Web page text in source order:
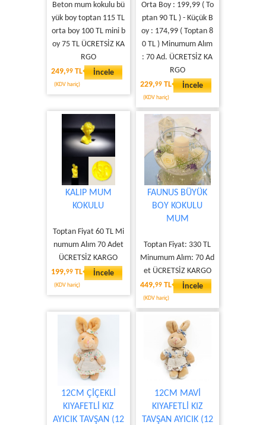
Beton mum kokulu bü
yük boy toptan 115 TL
orta boy 100 TL mini b
oy 75 TL ÜCRETSİZ KA
RGO
249,99 TL
(KDV hariç)
İncele
Orta Boy : 199,99 ( To
ptan 90 TL ) - Küçük B
oy : 174,99 ( Toptan 8
0 TL ) Minumum Alım
: 70 Ad. ÜCRETSİZ KA
RGO
229,99 TL
(KDV hariç)
İncele
KALIP MUM
KOKULU
Toptan Fiyat 60 TL Mi
numum Alım 70 Adet
ÜCRETSİZ KARGO
199,99 TL
(KDV hariç)
İncele
FAUNUS BÜYÜK
BOY KOKULU
MUM
Toptan Fiyat: 330 TL
Minumum Alım: 70 Ad
et ÜCRETSİZ KARGO
449,99 TL
(KDV hariç)
İncele
12CM ÇİÇEKLİ
KIYAFETLİ KIZ
AYICIK TAVŞAN (12
12CM MAVİ
KIYAFETLİ KIZ
TAVŞAN AYICIK (12